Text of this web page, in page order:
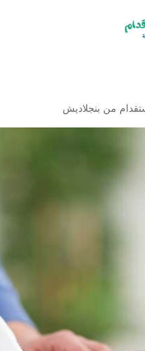
من بنجلاديش